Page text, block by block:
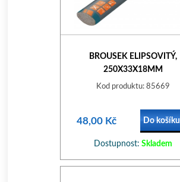
BROUSEK ELIPSOVITÝ,
250X33X18MM
Kod produktu: 85669
48,00 Kč Do košíku
Dostupnost: Skladem